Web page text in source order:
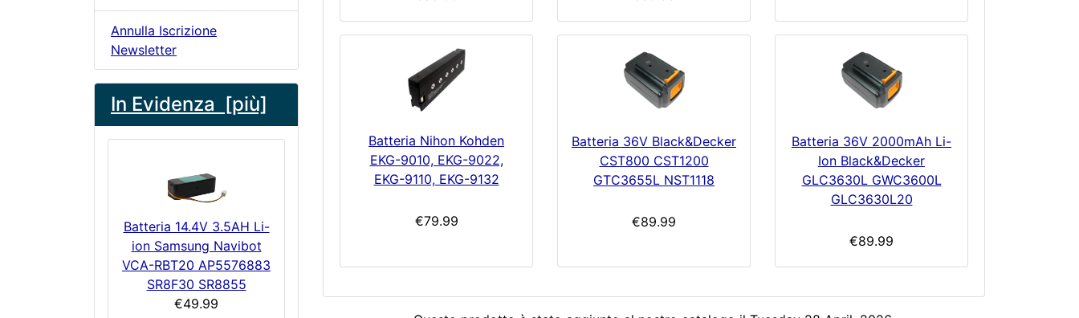
Annulla Iscrizione
Newsletter
In Evidenza [più]
Batteria 14.4V 3.5AH Li-
ion Samsung Navibot
VCA-RBT20 AP5576883
SR8F30 SR8855
€49.99
Batteria Nihon Kohden
EKG-9010, EKG-9022,
EKG-9110, EKG-9132
€79.99
Batteria 36V Black&Decker
CST800 CST1200
GTC3655L NST1118
€89.99
Batteria 36V 2000mAh Li-
Ion Black&Decker
GLC3630L GWC3600L
GLC3630L20
€89.99